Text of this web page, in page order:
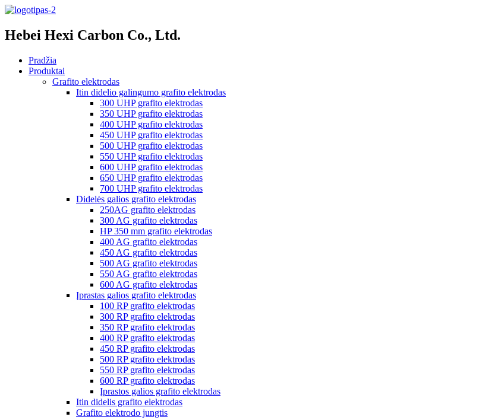
Hebei Hexi Carbon Co., Ltd.
Pradžia
Produktai
Grafito elektrodas
Itin didelio galingumo grafito elektrodas
300 UHP grafito elektrodas
350 UHP grafito elektrodas
400 UHP grafito elektrodas
450 UHP grafito elektrodas
500 UHP grafito elektrodas
550 UHP grafito elektrodas
600 UHP grafito elektrodas
650 UHP grafito elektrodas
700 UHP grafito elektrodas
Didelės galios grafito elektrodas
250AG grafito elektrodas
300 AG grafito elektrodas
HP 350 mm grafito elektrodas
400 AG grafito elektrodas
450 AG grafito elektrodas
500 AG grafito elektrodas
550 AG grafito elektrodas
600 AG grafito elektrodas
Įprastas galios grafito elektrodas
100 RP grafito elektrodas
300 RP grafito elektrodas
350 RP grafito elektrodas
400 RP grafito elektrodas
450 RP grafito elektrodas
500 RP grafito elektrodas
550 RP grafito elektrodas
600 RP grafito elektrodas
Įprastos galios grafito elektrodas
Itin didelis grafito elektrodas
Grafito elektrodo jungtis